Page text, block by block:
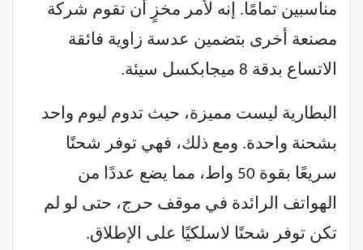
مناسبين تمامًا. إنه لأمر مخزٍ أن تقوم شركة
مصنعة أخرى بتضمين عدسة زاوية فائقة
الاتساع بدقة 8 ميجابكسل سيئة.
البطارية ليست مميزة، حيث تدوم ليوم واحد
بشحنة واحدة. ومع ذلك، فهي توفر شحنًا
سريعًا بقوة 50 واط، مما يضع عددًا من
الهواتف الرائدة في موقف حرج، حتى لو لم
تكن توفر شحنًا لاسلكيًا على الإطلاق.